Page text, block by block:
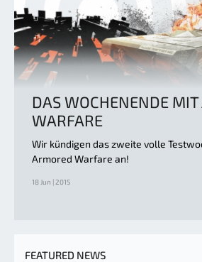
DAS WOCHENENDE
WARFARE
Wir kündigen das zweite volle
Armored Warfare an!
18 Jun | 2015
FEATURED NEWS